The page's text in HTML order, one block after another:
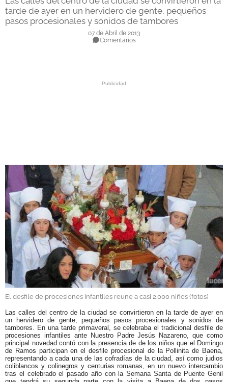
OPINIÓN
NECROLÓGICAS
GALERÍAS
tarde de ayer en un hervidero de gente, pequeños
pasos procesionales y sonidos de tambores
07 de Abril de 2013
Comentarios
El desfile de procesiones infantiles reune a casi 2.000 niños (fotos)
Las calles del centro de la ciudad se convirtieron en la tarde de ayer en
un hervidero de gente, pequeños pasos procesionales y sonidos de
tambores. En una tarde primaveral, se celebraba el tradicional desfile de
procesiones infantiles ante Nuestro Padre Jesús Nazareno, que como
principal novedad contó con la presencia de de los niños que el Domingo
de Ramos participan en el desfile procesional de la Pollinita de Baena,
representando a cada una de las cofradías de la ciudad, así como judios
coliblancos y colinegros y centurias romanas, en un nuevo intercambio
tras el celebrado el pasado año con la Semana Santa de Puente Genil